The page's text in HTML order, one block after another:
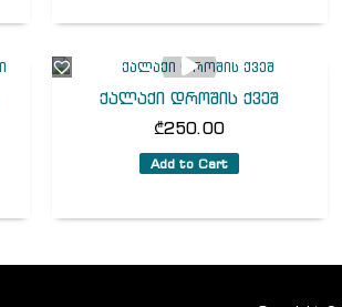
ქალაქი დროშის ქვეშ
₾250.00
Add to Cart